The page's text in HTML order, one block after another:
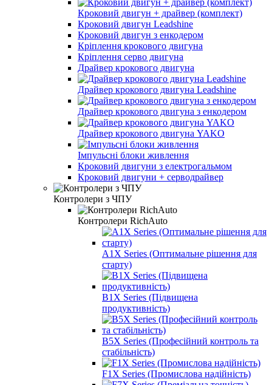
Кроковий двигун + драйвер (комплект)
Кроковий двигун Leadshine
Кроковий двигун з енкодером
Кріплення крокового двигуна
Кріплення серво двигуна
Драйвер крокового двигуна
Драйвер крокового двигуна Leadshine
Драйвер крокового двигуна з енкодером
Драйвер крокового двигуна YAKO
Імпульсні блоки живлення
Кроковий двигуни з електрогальмом
Кроковий двигуни + серводрайвер
Контролери з ЧПУ
Контролери RichAuto
A1X Series (Оптимальне рішення для
старту)
B1X Series (Підвищена
продуктивність)
B5X Series (Професійний контроль та
стабільність)
F1X Series (Промислова надійність)